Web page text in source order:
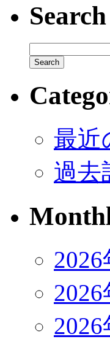
Search
最近
過去
2026
2026
2026